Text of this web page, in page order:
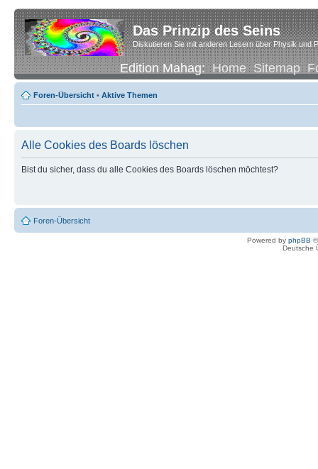
Das Prinzip des Seins
Diskutieren Sie mit anderen Lesern über Physik und
Edition Mahag:Home Sitemap
Foren-Übersicht • Aktive Themen
Alle Cookies des Boards löschen
Bist du sicher, dass du alle Cookies des Boards löschen möchtest?
Foren-Übersicht
Powered by phpBB
Deutsche